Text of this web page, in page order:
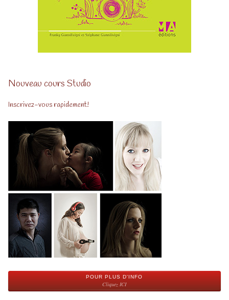
Nouveau cours Studio
Inscrivez-vous rapidement!
POUR PLUS D'INFO
Cliquez ICI